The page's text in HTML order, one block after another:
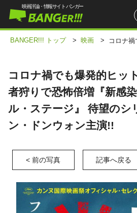
映画記事
映画評価
映画評論・情報サイト バンガー
BANGER!!! トップ > 映画 > コロナ
コロナ禍でも爆発的ヒッ
者狩りで恐怖倍増『新感
ル・ステージ』 待望のシ
ン・ドンウォン主演!!
< 前の写真 記事へ戻る